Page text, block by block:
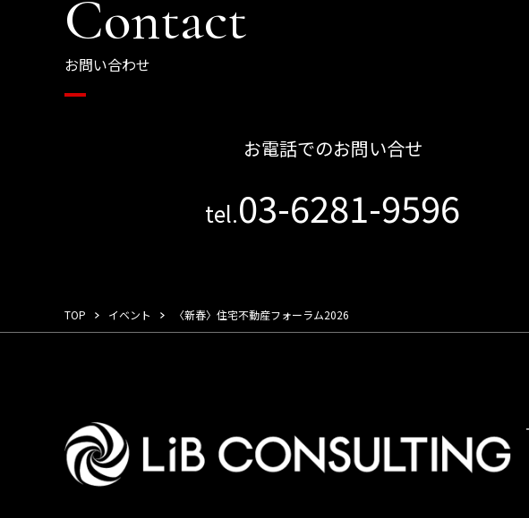
Contact
お問い合わせ
お電話でのお問い合せ
tel.03-6281-9596
TOP イベント 〈新春〉住宅不動産フォーラム2026